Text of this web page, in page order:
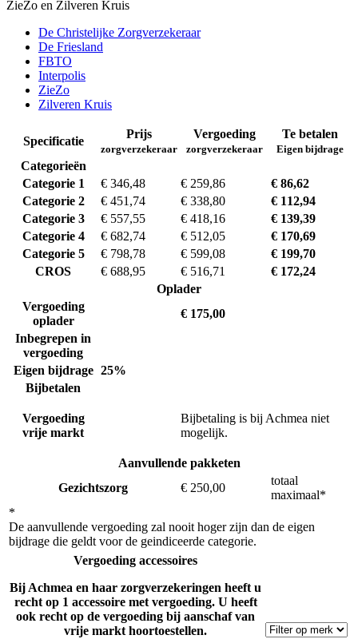
ZieZo en Zilveren Kruis
De Christelijke Zorgverzekeraar
De Friesland
FBTO
Interpolis
ZieZo
Zilveren Kruis
Specificatie
Prijs
zorgverzekeraar
Vergoeding
zorgverzekeraar
Te betalen
Eigen bijdrage
Categorieën
Categorie 1
€ 346,48 € 259,86
€ 86,62
Categorie 2
€ 451,74 € 338,80
€ 112,94
Categorie 3
€ 557,55 € 418,16
€ 139,39
Categorie 4
€ 682,74 € 512,05
€ 170,69
Categorie 5
€ 798,78 € 599,08
€ 199,70
CROS
€ 688,95 € 516,71
€ 172,24
Oplader
Vergoeding
oplader
€ 175,00
Inbegrepen in
vergoeding
Eigen bijdrage 25%
Bijbetalen
Vergoeding
vrije markt
Bijbetaling is bij Achmea niet
mogelijk.
Aanvullende pakketen
Gezichtszorg
€ 250,00
totaal
maximaal*
*
De aanvullende vergoeding zal nooit hoger zijn dan de eigen
bijdrage die geldt voor de geindiceerde categorie.
Vergoeding accessoires
Bij Achmea en haar zorgverzekeringen heeft u
recht op 1 accessoire met vergoeding. U heeft
ook recht op de vergoeding bij aanschaf van
vrije markt hoortoestellen.